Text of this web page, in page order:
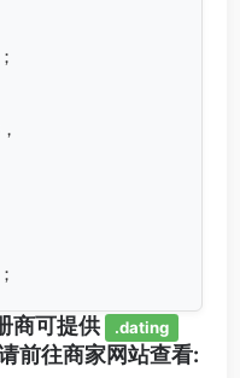
商可提供 .dating
前往商家网站查看: